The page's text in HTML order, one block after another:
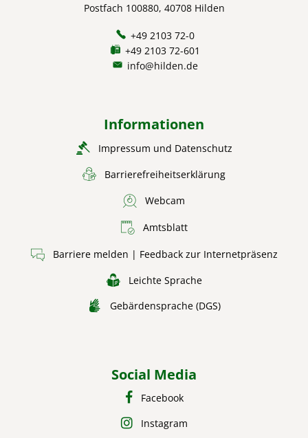
Postfach 100880, 40708 Hilden
+49 2103 72-0
+49 2103 72-601
info@hilden.de
Informationen
Impressum und Datenschutz
Barrierefreiheitserklärung
Webcam
Amtsblatt
Barriere melden | Feedback zur Internetpräsenz
Leichte Sprache
Gebärdensprache (DGS)
Social Media
Facebook
Instagram